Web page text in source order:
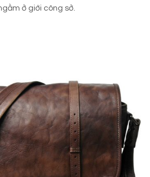
ở giới công sở.